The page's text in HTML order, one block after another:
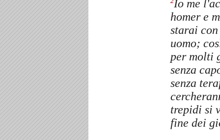
Io me
homere
starai
uomo;
per molti
senza
senza
trepidi si
fine dei